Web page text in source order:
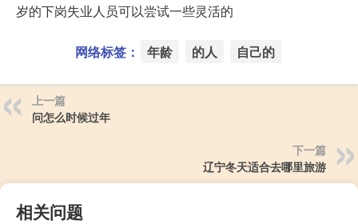
岁的下岗失业人员可以尝试一些灵活的
网络标签： 年龄 的人 自己的
上一篇
问怎么时候过年
下一篇
辽宁冬天适合去哪里旅游
相关问题